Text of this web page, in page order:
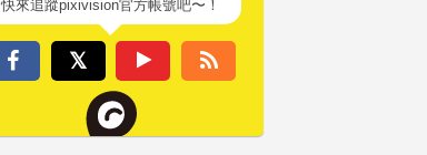
快來追蹤pixivision官方帳號吧〜！